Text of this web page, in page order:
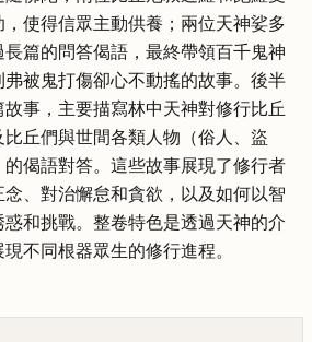
使得信眾主動供養；兩位天神娑多
篇的問答偈語，最終帶領百千鬼神
被鬼打傷卻心不動搖的故事。後半
事，主要描寫林中天神對修行比丘
丘們與世間各類人物（俗人、盜
偈語對答。這些故事展現了修行者
、對治懈怠和貪欲，以及如何以智
和挑戰。整卷特色是透過天神的介
不同根器眾生的修行進程。